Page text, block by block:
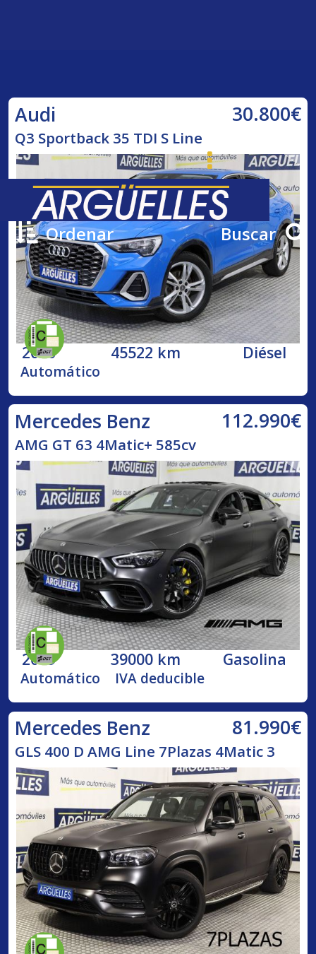
Ordenar Buscar
Audi 30.800€
Q3 Sportback 35 TDI S Line
2020 45522 km Diésel
Automático
Mercedes Benz 112.990€
AMG GT 63 4Matic+ 585cv
2019 39000 km Gasolina
Automático IVA deducible
Mercedes Benz 81.990€
GLS 400 D AMG Line 7Plazas 4Matic 3